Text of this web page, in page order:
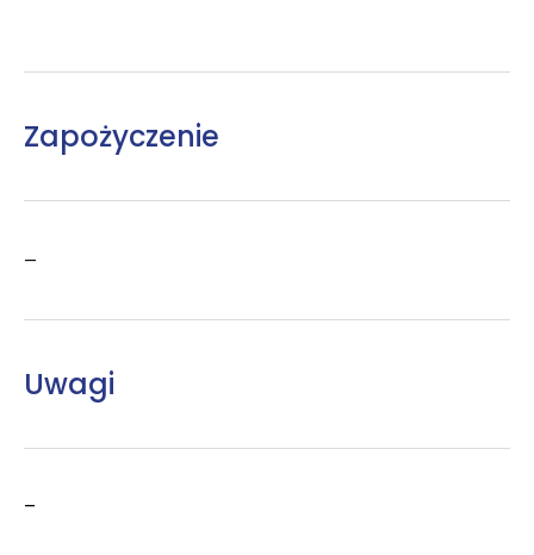
Zapożyczenie
–
Uwagi
–